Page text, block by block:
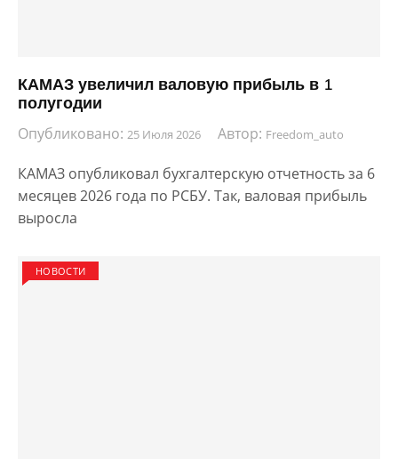
КАМАЗ увеличил валовую прибыль в 1
полугодии
Опубликовано: 25 Июля 2026 Автор: Freedom_auto
КАМАЗ опубликовал бухгалтерскую отчетность за 6
месяцев 2026 года по РСБУ. Так, валовая прибыль
выросла
НОВОСТИ